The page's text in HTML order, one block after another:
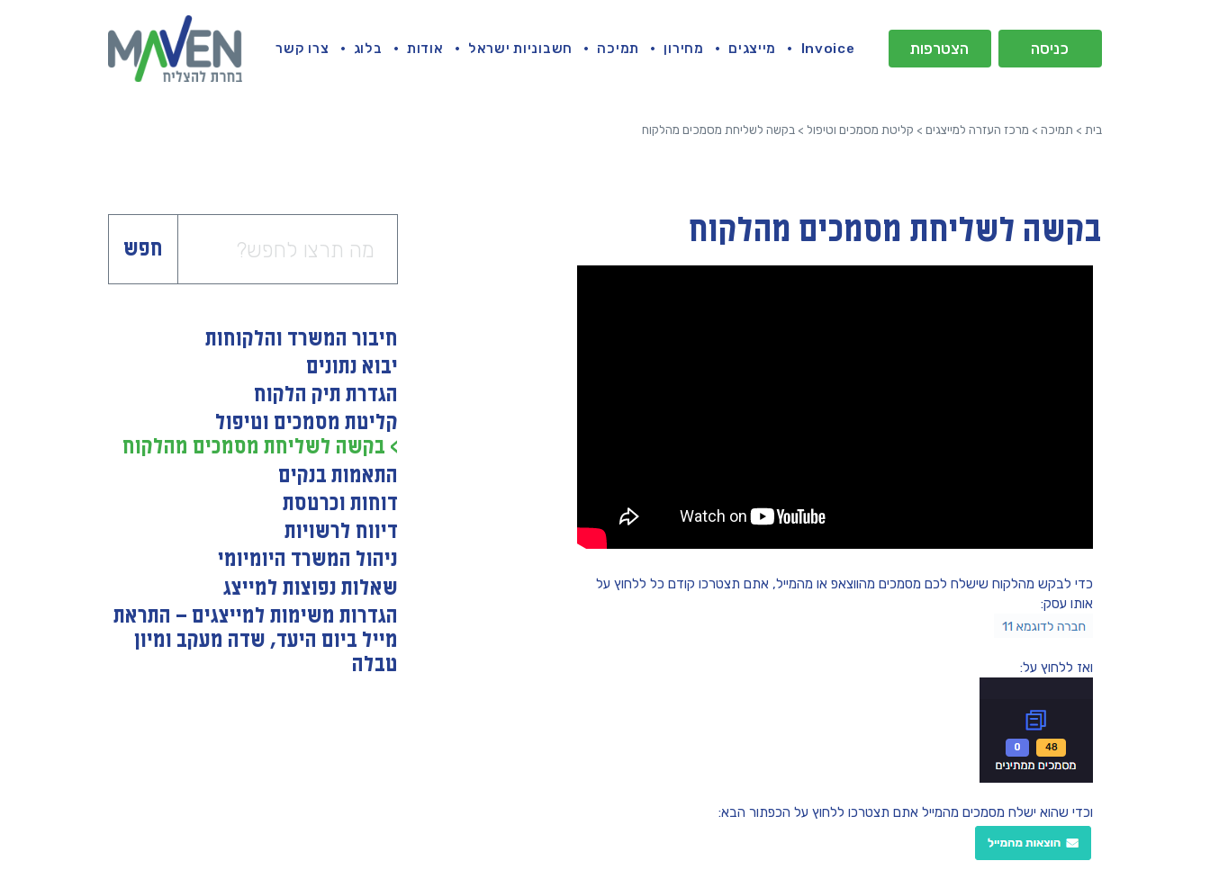
Invoice מייצגים מחירון תמיכה חשבוניות ישראל אודות בלוג צרו קשר כניסה הצטרפות
בית > תמיכה > מרכז העזרה למייצגים > קליטת מסמכים וטיפול >בקשה לשליחת מסמכים מהלקוח
בקשה לשליחת מסמכים מהלקוח
כדי לבקש מהלקוח שישלח לכם מסמכים מהווצאפ או מהמייל, אתם תצטרכו קודם כל ללחוץ על
אותו עסק:
ואז ללחוץ על:
וכדי שהוא ישלח מסמכים מהמייל אתם תצטרכו ללחוץ על הכפתור הבא:
חפש
חיבור המשרד והלקוחות
יבוא נתונים
הגדרת תיק הלקוח
קליטת מסמכים וטיפול
> בקשה לשליחת מסמכים מהלקוח
התאמות בנקים
דוחות וכרטסת
דיווח לרשויות
ניהול המשרד היומיומי
שאלות נפוצות למייצג
הגדרות משימות למייצגים — התראת
מייל ביום היעד, שדה מעקב ומיון
טבלה